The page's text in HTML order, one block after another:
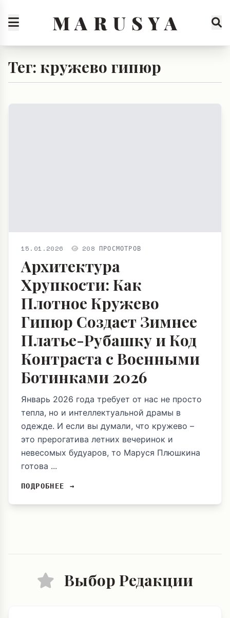
M A R U S Y A
Тег: кружево гипюр
15.01.2026 208 ПРОСМОТРОВ
Архитектура
Хрупкости: Как
Плотное Кружево
Гипюр Создает Зимнее
Платье-Рубашку и Код
Контраста с Военными
Ботинками 2026
Январь 2026 года требует от нас не просто
тепла, но и интеллектуальной драмы в
одежде. И если вы думали, что кружево –
это прерогатива летних вечеринок и
невесомых будуаров, то Маруся Плюшкина
готова ...
ПОДРОБНЕЕ →
Выбор Редакции